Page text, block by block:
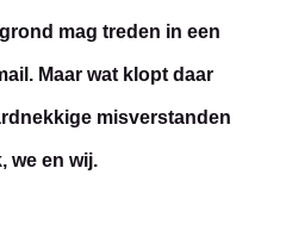
mag treden in een
Maar wat klopt daar
misverstanden
we en wij.